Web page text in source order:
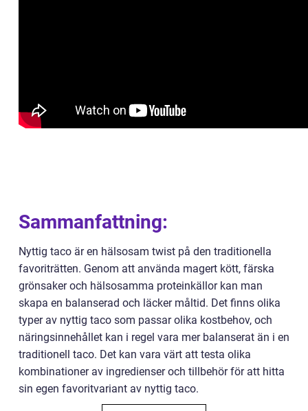
Sammanfattning:
Nyttig taco är en hälsosam twist på den traditionella
favoriträtten. Genom att använda magert kött, färska
grönsaker och hälsosamma proteinkällor kan man
skapa en balanserad och läcker måltid. Det finns olika
typer av nyttig taco som passar olika kostbehov, och
näringsinnehållet kan i regel vara mer balanserat än i en
traditionell taco. Det kan vara värt att testa olika
kombinationer av ingredienser och tillbehör för att hitta
sin egen favoritvariant av nyttig taco.